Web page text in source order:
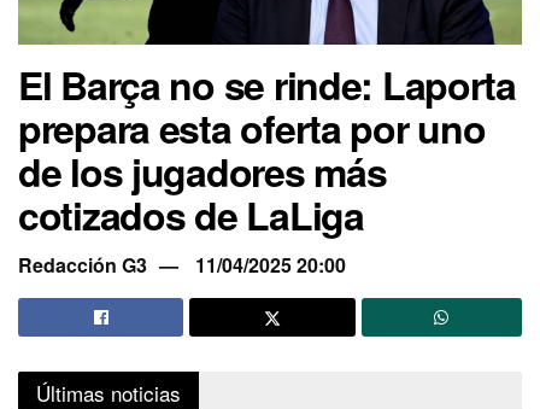
El Barça no se rinde: Laporta
prepara esta oferta por uno
de los jugadores más
cotizados de LaLiga
Redacción G3 11/04/2025 20:00
Últimas noticias